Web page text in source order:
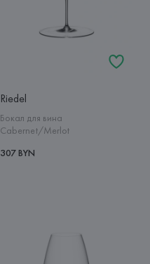
Riedel
Бокал для вина
Cabernet/Merlot
307 BYN